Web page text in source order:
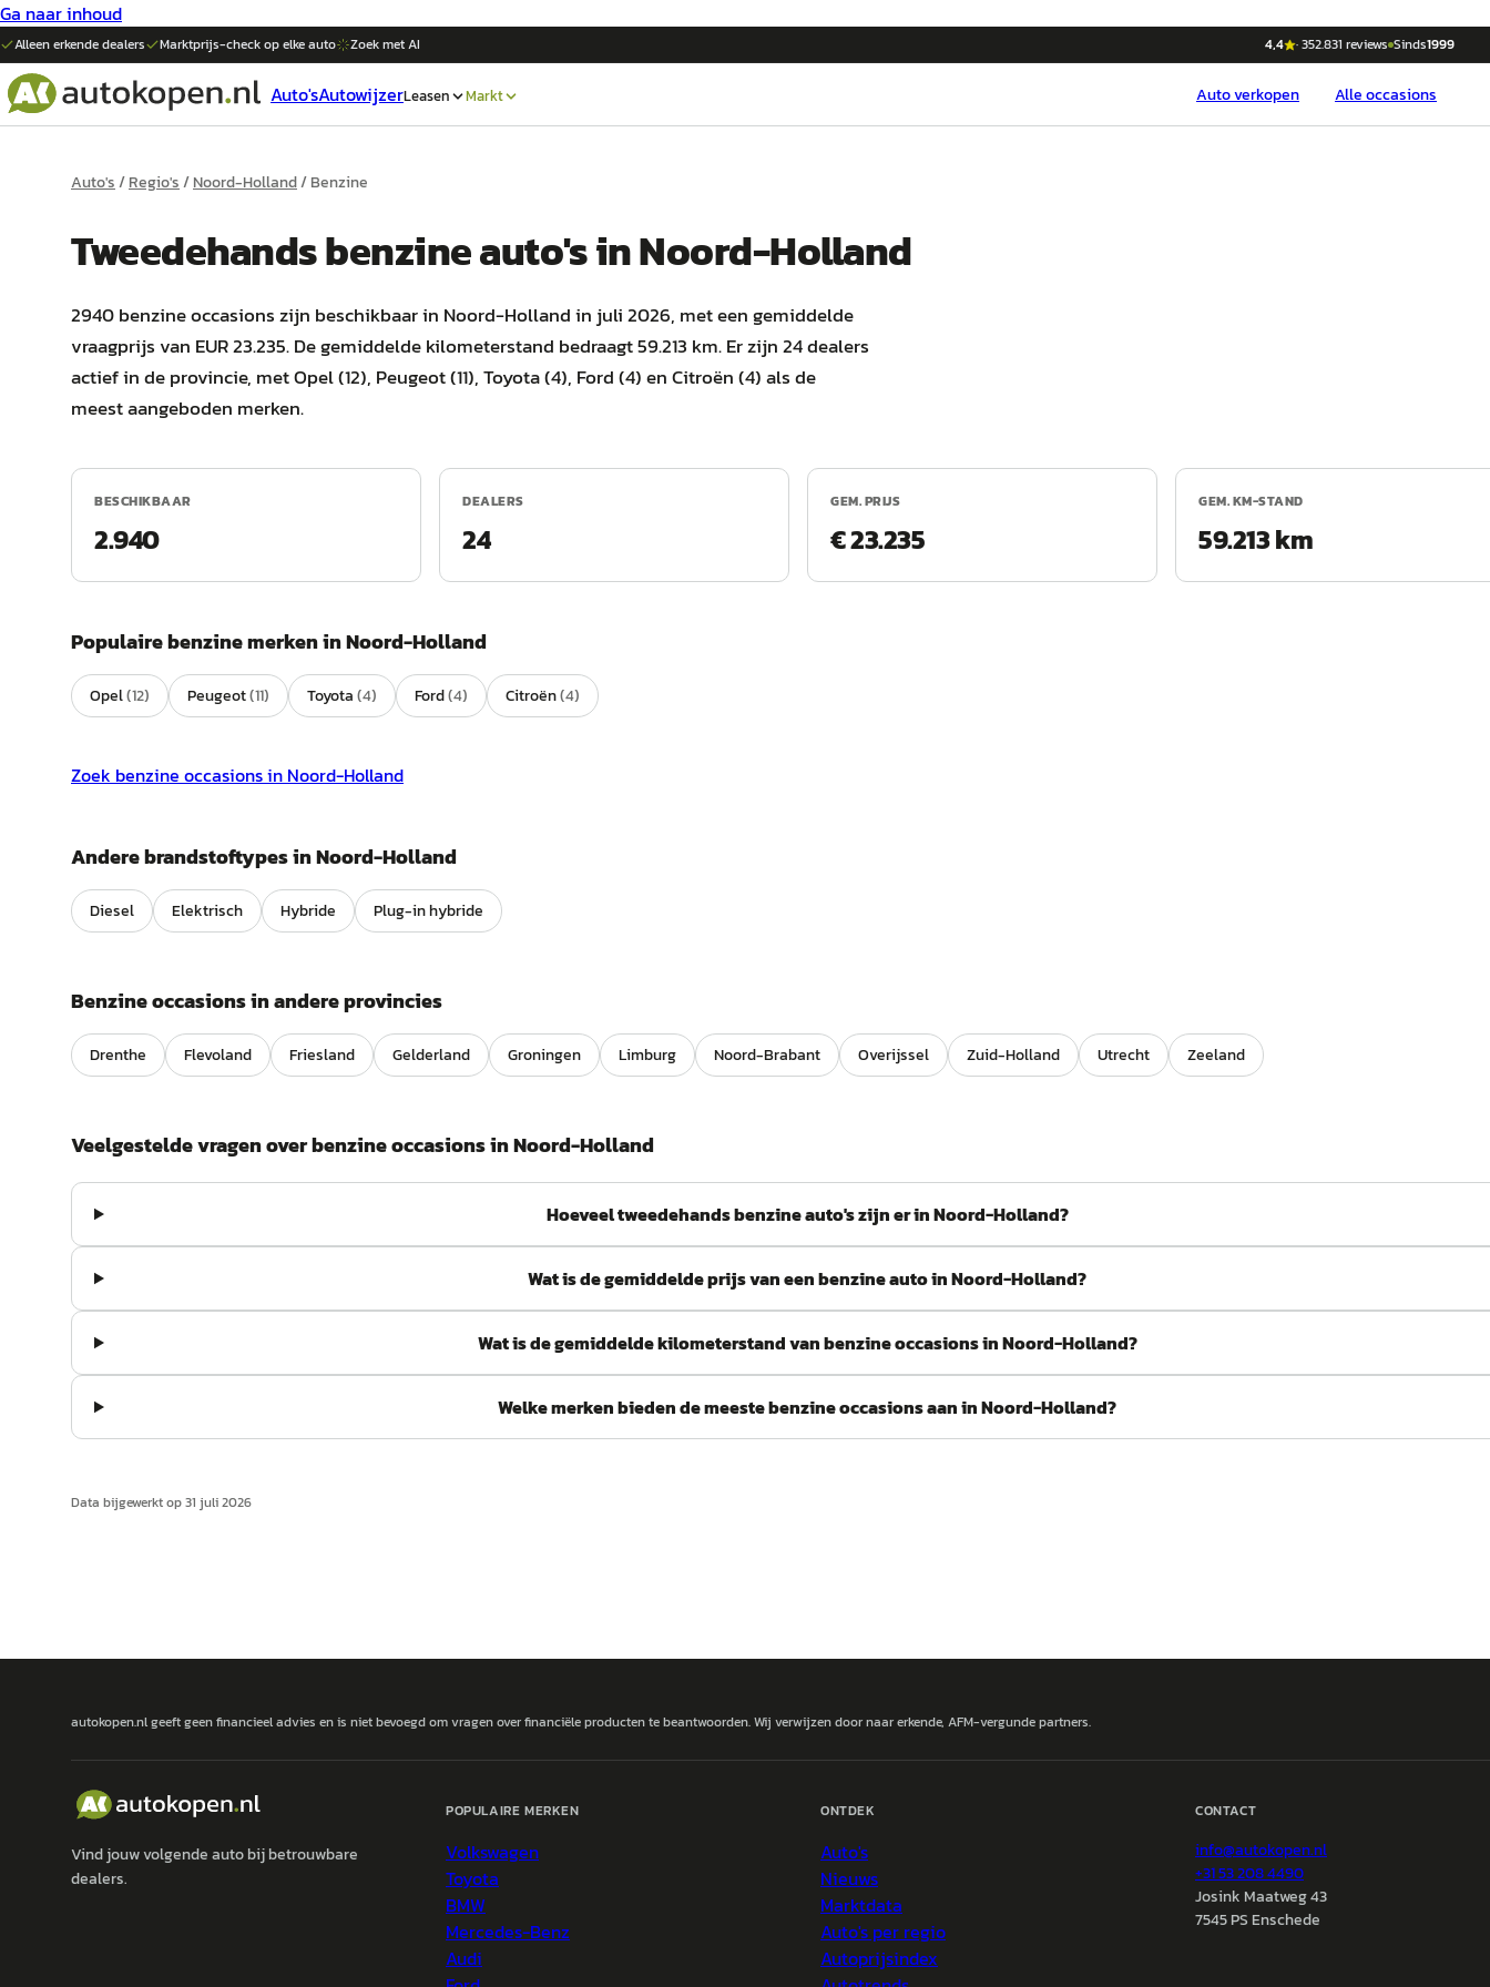
Ga naar inhoud
Alleen erkende dealers Marktprijs-check op elkeauto Zoek met AI 4,4 ·352.831 reviews Sinds1999
Auto'sAutowijzerLeasen Markt Autoverkopen Alle occasions
Auto's/Regio's/Noord-Holland/Benzine
Tweedehandsbenzineauto'sinNoord-Holland
2940 benzine occasions zijn beschikbaar in Noord-Holland in juli 2026, met een gemiddelde
vraagprijs van EUR 23.235. De gemiddelde kilometerstand bedraagt 59.213 km. Er zijn 24 dealers
actief in de provincie, met Opel (12), Peugeot (11), Toyota (4), Ford (4) en Citroën (4) als de
meest aangeboden merken.
BESCHIKBAAR
2.940
DEALERS
24
GEM. PRIJS
€ 23.235
GEM. KM-STAND
59.213 km
Populairebenzinemerken inNoord-Holland
Opel(12) Peugeot(11) Toyota(4) Ford(4) Citroën(4)
Zoek benzine occasions in Noord-Holland
Andere brandstoftypes inNoord-Holland
Diesel Elektrisch Hybride Plug-in hybride
Benzineoccasions in andere provincies
Drenthe Flevoland Friesland Gelderland Groningen Limburg Noord-Brabant Overijssel Zuid-Holland Utrecht Zeeland
Veelgestelde vragen overbenzineoccasions inNoord-Holland
Hoeveel tweedehands benzine auto's zijn er in Noord-Holland?
Wat is de gemiddelde prijs van een benzine auto in Noord-Holland?
Wat is de gemiddelde kilometerstand van benzine occasions in Noord-Holland?
Welke merken bieden de meeste benzine occasions aan in Noord-Holland?
Data bijgewerkt op31 juli 2026
autokopen.nl geeft geen financieel advies en is niet bevoegd om vragen over financiële producten te beantwoorden. Wij verwijzen door naar erkende, AFM-vergunde partners.
Vind jouw volgende auto bij betrouwbare
dealers.
POPULAIRE MERKEN
Volkswagen
Toyota
BMW
Mercedes-Benz
Audi
ONTDEK
Auto's
Nieuws
Marktdata
Auto's per regio
Autoprijsindex
CONTACT
info@autokopen.nl
+31 53 208 4490
Josink Maatweg 43
7545 PS Enschede